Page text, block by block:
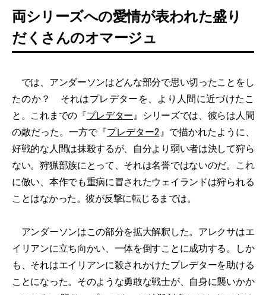
両シリーズへの愛情が表われた盛り
だくさんのオマージュ
では、アンダーソンはどんな部分で思い切ったことをし
たのか？ それはプレデターを、より人間に近づけたこ
と。これまでの『プレデター』シリーズでは、彼らは人間
の敵だった。一方で『プレデター2』で描かれたように、
好戦的な人間は抹殺するが、自分より弱い者は決して狩ら
ない。狩猟部族にとって、それは名誉ではないのだ。これ
に倣い、本作でも重病に冒されたウェイランドは狩られる
ことはなかった。彼が反撃に転じるまでは。
アンダーソンはこの部分を拡大解釈した。アレクサはエ
イリアンに立ち向かい、一体を倒すことに成功する。しか
も、それはエイリアンに殺されかけたプレデターを助ける
ことになった。そのような勇敢な戦士が、自身に襲いかか